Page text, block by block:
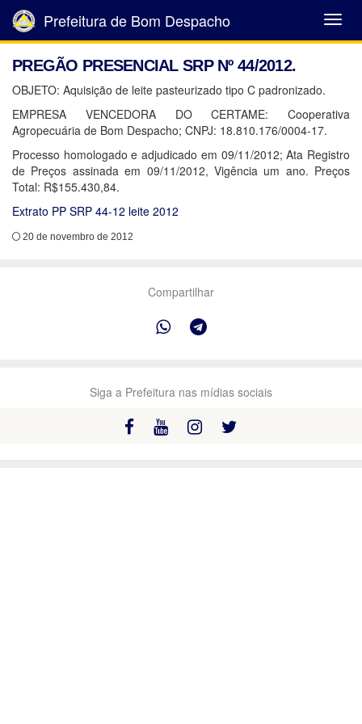
Abrir
Menu
Prefeitura de Bom Despacho
PREGÃO PRESENCIAL SRP Nº 44/2012.
OBJETO: Aquisição de leite pasteurizado tipo C padronizado.
EMPRESA VENCEDORA DO CERTAME: Cooperativa
Agropecuária de Bom Despacho; CNPJ: 18.810.176/0004-17.
Processo homologado e adjudicado em 09/11/2012; Ata Registro
de Preços assinada em 09/11/2012, Vigência um ano. Preços
Total: R$155.430,84.
Extrato PP SRP 44-12 leite 2012
20 de novembro de 2012
Compartilhar
Siga a Prefeitura nas mídias sociais